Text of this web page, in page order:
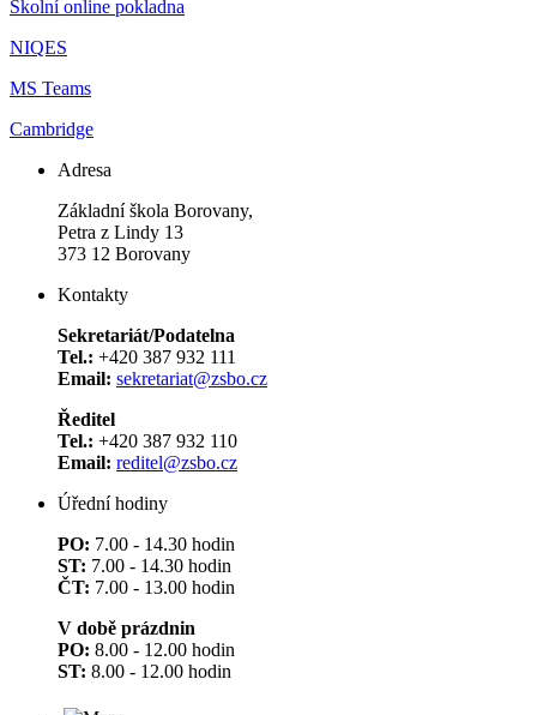
Školní online pokladna
NIQES
MS Teams
Cambridge
Adresa
Základní škola Borovany,
Petra z Lindy 13
373 12 Borovany
Kontakty
Sekretariát/Podatelna
Tel.: +420 387 932 111
Email: sekretariat@zsbo.cz
Ředitel
Tel.: +420 387 932 110
Email: reditel@zsbo.cz
Úřední hodiny
PO: 7.00 - 14.30 hodin
ST: 7.00 - 14.30 hodin
ČT: 7.00 - 13.00 hodin
V době prázdnin
PO: 8.00 - 12.00 hodin
ST: 8.00 - 12.00 hodin